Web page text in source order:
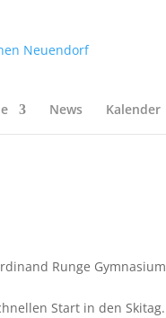
News Kalender
Runge Gymnasium
Start in den Skitag.